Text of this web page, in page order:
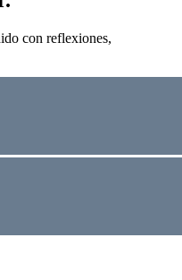
con reflexiones,